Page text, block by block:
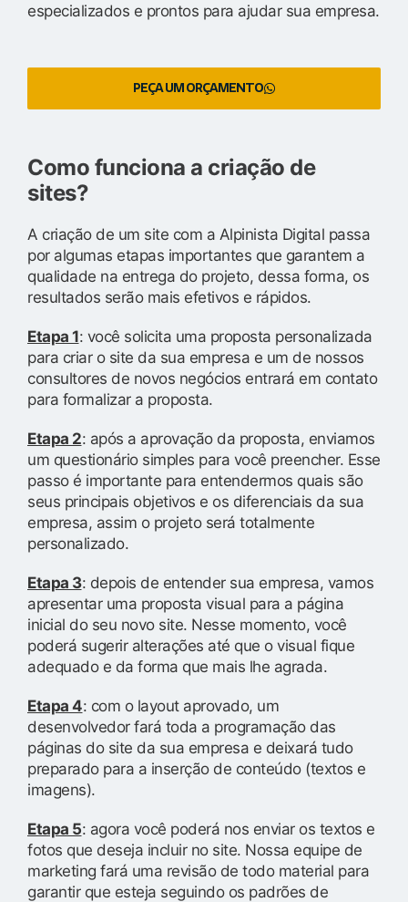
especializados e prontos para ajudar sua empresa.
PEÇA UM ORÇAMENTO
Como funciona a criação de
sites?
A criação de um site com a Alpinista Digital passa
por algumas etapas importantes que garantem a
qualidade na entrega do projeto, dessa forma, os
resultados serão mais efetivos e rápidos.
Etapa 1: você solicita uma proposta personalizada
para criar o site da sua empresa e um de nossos
consultores de novos negócios entrará em contato
para formalizar a proposta.
Etapa 2: após a aprovação da proposta, enviamos
um questionário simples para você preencher. Esse
passo é importante para entendermos quais são
seus principais objetivos e os diferenciais da sua
empresa, assim o projeto será totalmente
personalizado.
Etapa 3: depois de entender sua empresa, vamos
apresentar uma proposta visual para a página
inicial do seu novo site. Nesse momento, você
poderá sugerir alterações até que o visual fique
adequado e da forma que mais lhe agrada.
Etapa 4: com o layout aprovado, um
desenvolvedor fará toda a programação das
páginas do site da sua empresa e deixará tudo
preparado para a inserção de conteúdo (textos e
imagens).
Etapa 5: agora você poderá nos enviar os textos e
fotos que deseja incluir no site. Nossa equipe de
marketing fará uma revisão de todo material para
garantir que esteja seguindo os padrões de